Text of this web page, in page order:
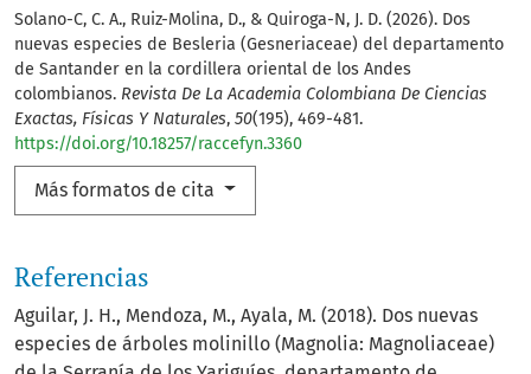
Solano-C, C. A., Ruiz-Molina, D., & Quiroga-N, J. D. (2026). Dos
nuevas especies de Besleria (Gesneriaceae) del departamento
de Santander en la cordillera oriental de los Andes
colombianos. Revista De La Academia Colombiana De Ciencias
Exactas, Físicas Y Naturales, 50(195), 469-481.
https://doi.org/10.18257/raccefyn.3360
Más formatos de cita
Referencias
Aguilar, J. H., Mendoza, M., Ayala, M. (2018). Dos nuevas
especies de árboles molinillo (Magnolia: Magnoliaceae)